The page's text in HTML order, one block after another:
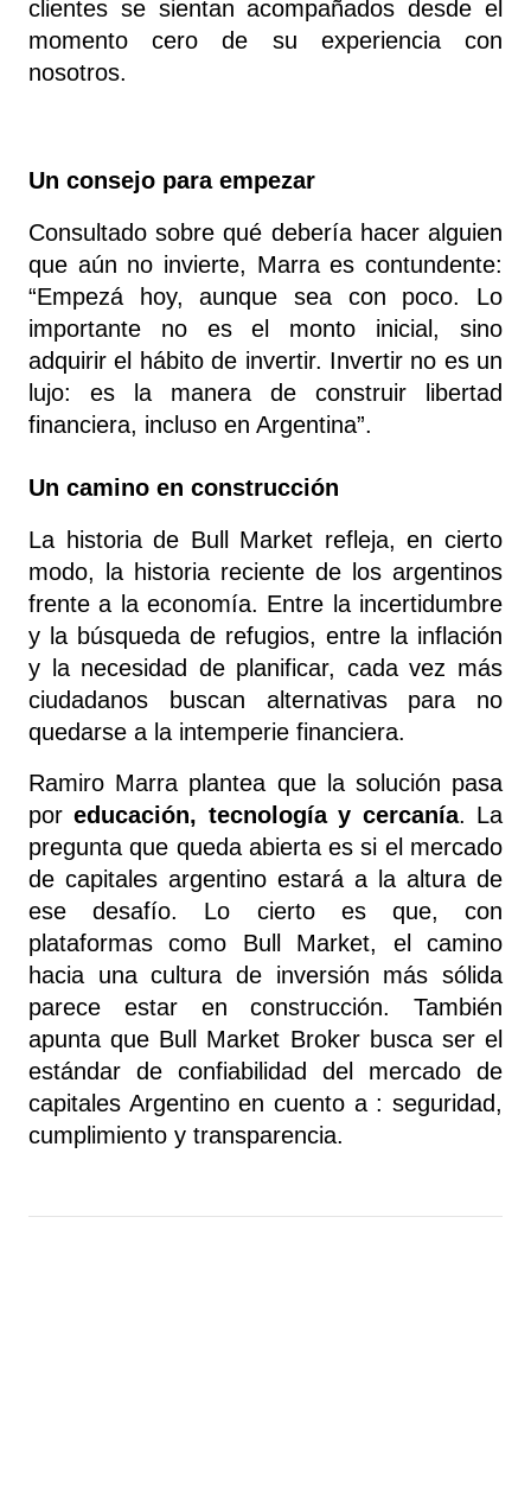
clientes se sientan acompañados desde el
momento cero de su experiencia con
nosotros.
Un consejo para empezar
Consultado sobre qué debería hacer alguien
que aún no invierte, Marra es contundente:
“Empezá hoy, aunque sea con poco. Lo
importante no es el monto inicial, sino
adquirir el hábito de invertir. Invertir no es un
lujo: es la manera de construir libertad
financiera, incluso en Argentina”.
Un camino en construcción
La historia de Bull Market refleja, en cierto
modo, la historia reciente de los argentinos
frente a la economía. Entre la incertidumbre
y la búsqueda de refugios, entre la inflación
y la necesidad de planificar, cada vez más
ciudadanos buscan alternativas para no
quedarse a la intemperie financiera.
Ramiro Marra plantea que la solución pasa
por educación, tecnología y cercanía. La
pregunta que queda abierta es si el mercado
de capitales argentino estará a la altura de
ese desafío. Lo cierto es que, con
plataformas como Bull Market, el camino
hacia una cultura de inversión más sólida
parece estar en construcción. También
apunta que Bull Market Broker busca ser el
estándar de confiabilidad del mercado de
capitales Argentino en cuento a : seguridad,
cumplimiento y transparencia.